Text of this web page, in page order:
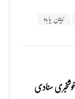
نیتن یاہو
سنادی